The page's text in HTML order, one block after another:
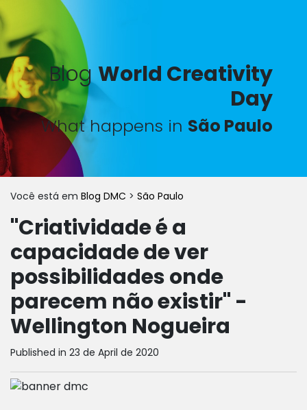
Blog World Creativity
Day
What happens in São Paulo
Você está em Blog DMC > São Paulo
"Criatividade é a
capacidade de ver
possibilidades onde
parecem não existir" -
Wellington Nogueira
Published in 23 de April de 2020